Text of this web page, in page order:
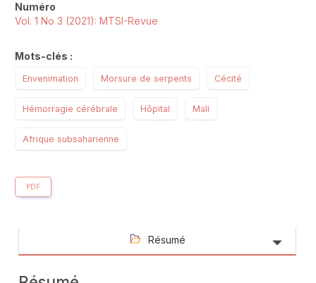
Numéro
Vol. 1 No 3 (2021): MTSI-Revue
Mots-clés :
Envenimation Morsure de serpents Cécité
Hémorragie cérébrale Hôpital Mali
Afrique subsaharienne
PDF
Résumé